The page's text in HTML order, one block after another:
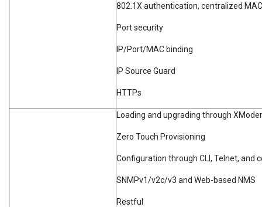
802.1X authentication, centralized
Port security
IP/Port/MAC binding
IP Source Guard
HTTPs
Loading and upgrading through
Zero Touch Provisioning
Configuration through CLI, Telnet, and
SNMPv1/v2c/v3 and Web-based NMS
Restful